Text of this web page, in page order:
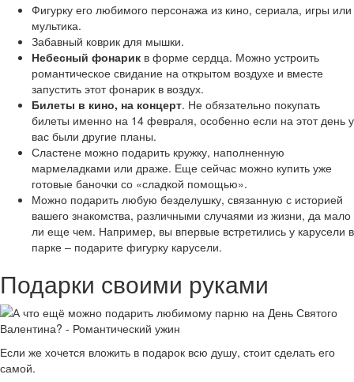
Фигурку его любимого персонажа из кино, сериала, игры или
мультика.
Забавный коврик для мышки.
Небесный фонарик в форме сердца. Можно устроить
романтическое свидание на открытом воздухе и вместе
запустить этот фонарик в воздух.
Билеты в кино, на концерт. Не обязательно покупать
билеты именно на 14 февраля, особенно если на этот день у
вас были другие планы.
Сластене можно подарить кружку, наполненную
мармеладками или драже. Еще сейчас можно купить уже
готовые баночки со «сладкой помощью».
Можно подарить любую безделушку, связанную с историей
вашего знакомства, различными случаями из жизни, да мало
ли еще чем. Например, вы впервые встретились у карусели в
парке – подарите фигурку карусели.
Подарки своими руками
Если же хочется вложить в подарок всю душу, стоит сделать его
самой.